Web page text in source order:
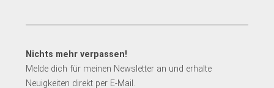
Nichts mehr verpassen!
Melde dich für meinen Newsletter an und erhalte
Neuigkeiten direkt per E-Mail.